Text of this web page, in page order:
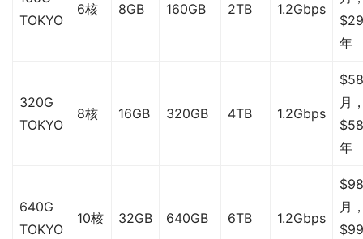
TOKYO
6核 8GB 160GB 2TB 1.2Gbps
年
320G
TOKYO
8核 16GB 320GB 4TB 1.2Gbps
月
年
640G
TOKYO
10核 32GB 640GB 6TB 1.2Gbps
月